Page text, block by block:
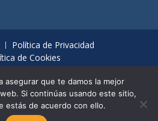
Política de Privacidad
de Cookies
with a wide selection of slots,
Enjoy generous bonuses, fast
asegurar que te damos la mejor
Si continúas usando este sitio,
estás de acuerdo con ello.